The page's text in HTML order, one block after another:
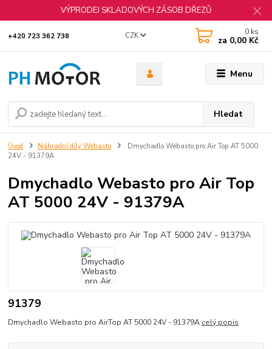
VÝPRODEJ SKLADOVÝCH ZÁSOB DŘEZŮ
Menu
CZK
Hledat
+420 723 362 738 0 ks
za 0,00 Kč
Úvod Náhradní díly Webasto
Dmychadlo Webasto pro Air Top AT 5000
24V - 91379A
Dmychadlo Webasto pro Air Top
AT 5000 24V - 91379A
91379
Dmychadlo Webasto pro AirTop AT 5000 24V - 91379A celý popis